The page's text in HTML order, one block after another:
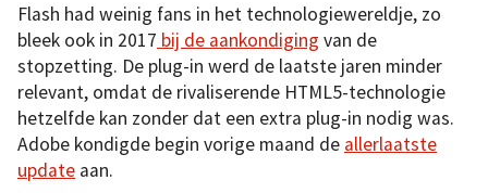
Flash had weinig fans in het technologiewereldje, zo
bleek ook in 2017 bij de aankondiging van de
stopzetting. De plug-in werd de laatste jaren minder
relevant, omdat de rivaliserende HTML5-technologie
hetzelfde kan zonder dat een extra plug-in nodig was.
Adobe kondigde begin vorige maand de allerlaatste
update aan.